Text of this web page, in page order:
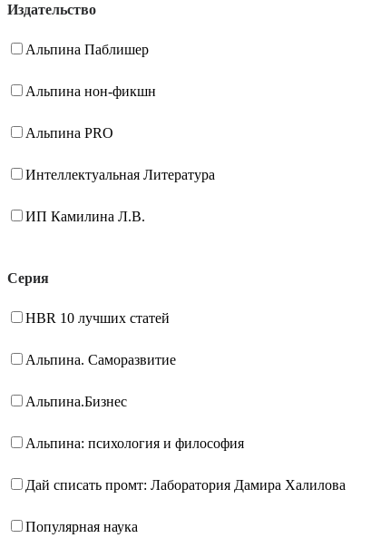
Издательство
Альпина Паблишер
Альпина нон-фикшн
Альпина PRO
Интеллектуальная Литература
ИП Камилина Л.В.
Серия
HBR 10 лучших статей
Альпина. Саморазвитие
Альпина.Бизнес
Альпина: психология и философия
Дай списать промт: Лаборатория Дамира Халилова
Популярная наука